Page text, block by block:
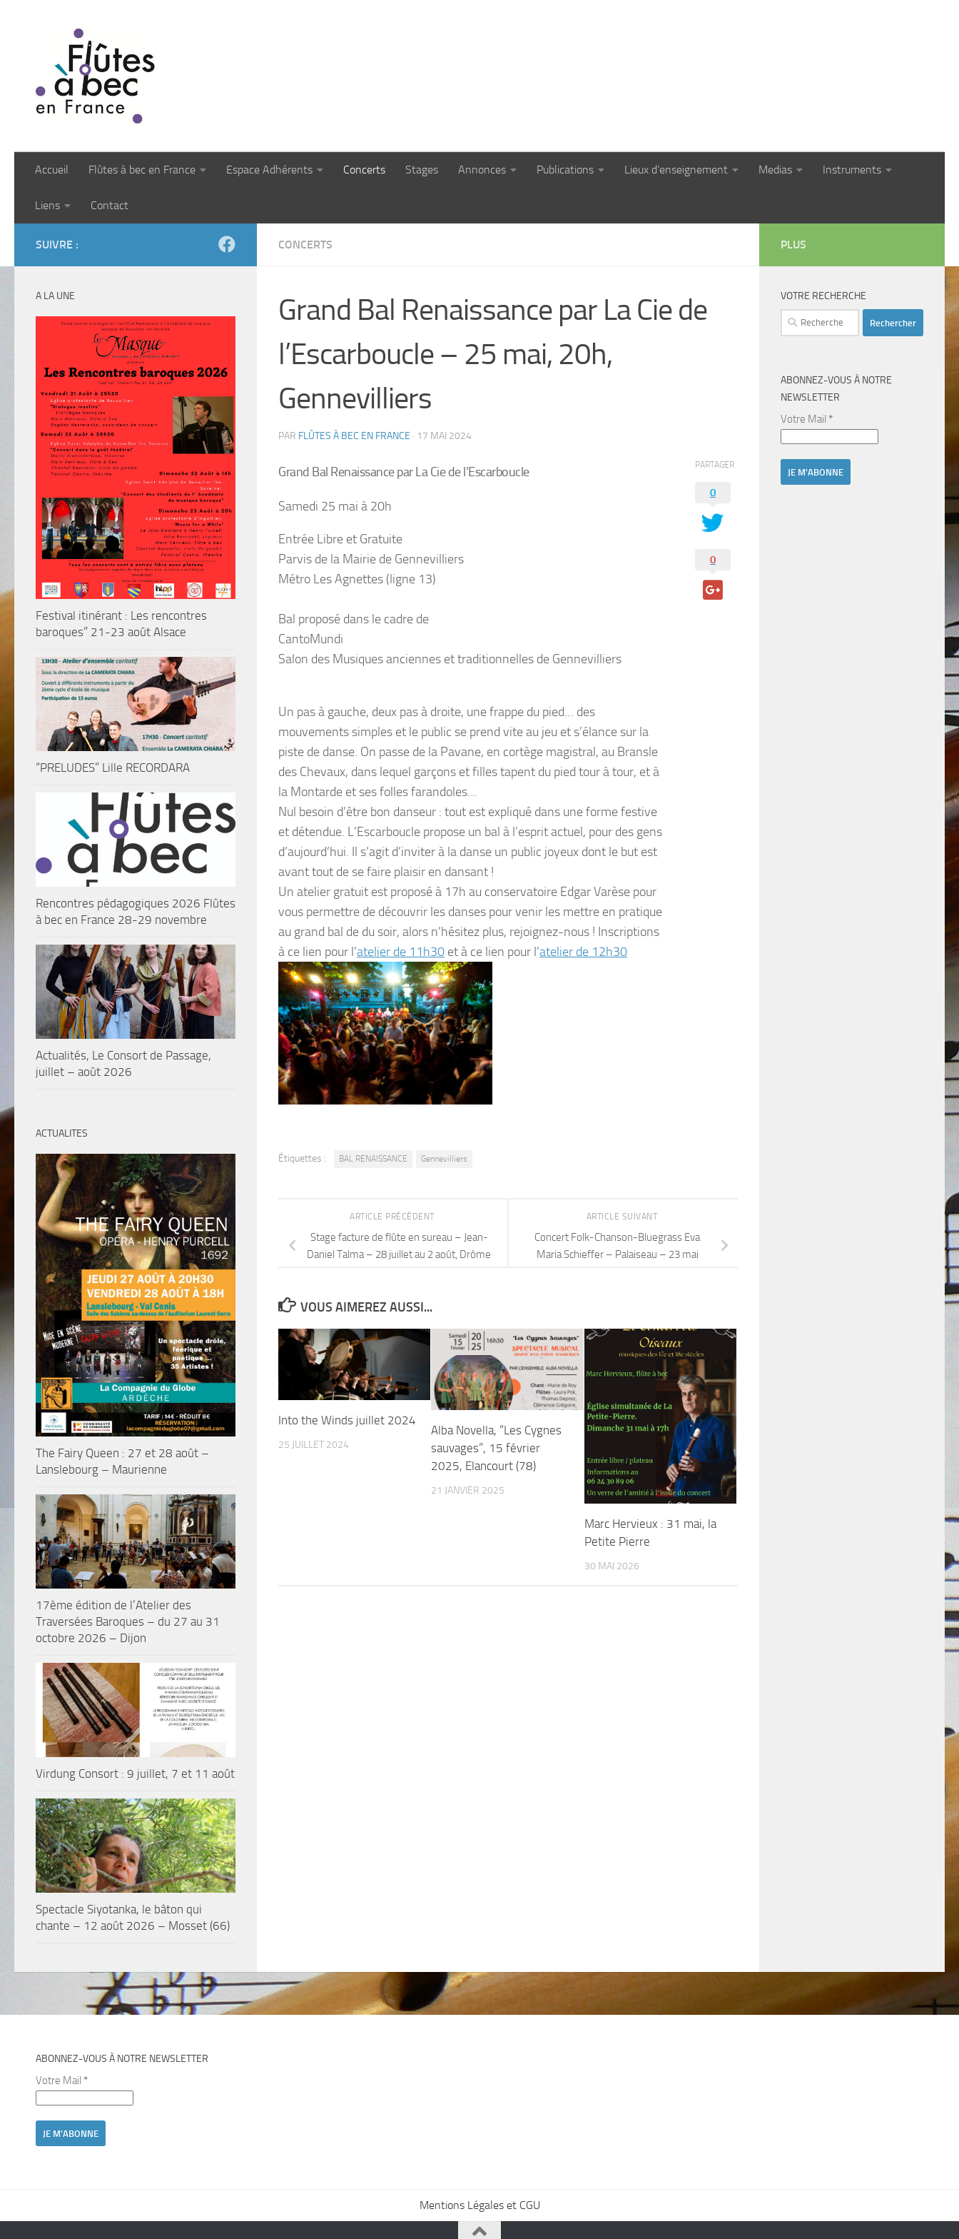
Accueil Flûtes à bec en France Espace Adhérents Concerts Stages Annonces Publications Lieux d’enseignement Medias Instruments
Liens Contact
CONCERTS
Grand Bal Renaissance par La Cie de
l’Escarboucle – 25 mai, 20h,
Gennevilliers
PAR FLÛTES À BEC EN FRANCE · 17 MAI 2024
Grand Bal Renaissance parLa Cie de l’Escarboucle
Samedi 25 mai à 20h
Entrée Libre et Gratuite
Parvis de la Mairie de Gennevilliers
Métro Les Agnettes (ligne 13)
Bal proposé dans le cadre de
CantoMundi
Salon des Musiques anciennes et traditionnelles de Gennevilliers
Un pas à gauche, deux pas à droite, une frappe du pied… des
mouvements simples et le public se prend vite au jeu et s’élance sur la
piste de danse. On passe de la Pavane, en cortège magistral, au Bransle
des Chevaux, dans lequel garçons et filles tapent du pied tour à tour, et à
la Montarde et ses folles farandoles…
Nul besoin d’être bon danseur : tout est expliqué dans une forme festive
et détendue. L’Escarboucle propose un bal à l’esprit actuel, pour des gens
d’aujourd’hui. Il s’agit d’inviter à la danse un public joyeux dont le but est
avant tout de se faire plaisir en dansant !
Un atelier gratuit est proposé à 17h au conservatoire Edgar Varèse pour
vous permettre de découvrir les danses pour venir les mettre en pratique
au grand bal de du soir, alors n’hésitez plus, rejoignez-nous ! Inscriptions
à ce lien pour l’atelier de 11h30 et à ce lien pour l’atelier de 12h30
PARTAGER
0
0
Étiquettes : BAL RENAISSANCE Gennevilliers
ARTICLE SUIVANT
Concert Folk-Chanson-Bluegrass Eva
Maria Schieffer – Palaiseau – 23 mai
ARTICLE PRÉCÉDENT
Stage facture de flûte en sureau – Jean-
Daniel Talma – 28 juillet au 2 août, Drôme
VOUS AIMEREZ AUSSI...
Into the Winds juillet 2024
25 JUILLET 2024
Alba Novella, “Les Cygnes
sauvages”, 15 février
2025, Elancourt (78)
21 JANVIER 2025
Marc Hervieux : 31 mai, la
Petite Pierre
30 MAI 2026
SUIVRE :
A LA UNE
Festival itinérant : Les rencontres
baroques” 21-23 août Alsace
“PRELUDES” Lille RECORDARA
Rencontres pédagogiques 2026 Flûtes
à bec en France 28-29 novembre
Actualités, Le Consort de Passage,
juillet – août 2026
ACTUALITES
The Fairy Queen : 27 et 28 août –
Lanslebourg – Maurienne
17ème édition de l’Atelier des
Traversées Baroques – du 27 au 31
octobre 2026 – Dijon
Virdung Consort : 9 juillet, 7 et 11 août
Spectacle Siyotanka, le bâton qui
chante – 12 août 2026 – Mosset (66)
PLUS
VOTRE RECHERCHE
Rechercher :
ABONNEZ-VOUS À NOTRE
NEWSLETTER
Votre Mail *
ABONNEZ-VOUS À NOTRE NEWSLETTER
Votre Mail *
Mentions Légales et CGU